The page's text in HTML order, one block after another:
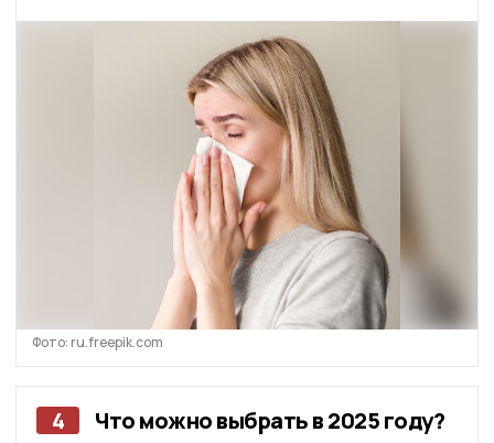
Фото: ru.freepik.com
4 Что можно выбрать в 2025 году?